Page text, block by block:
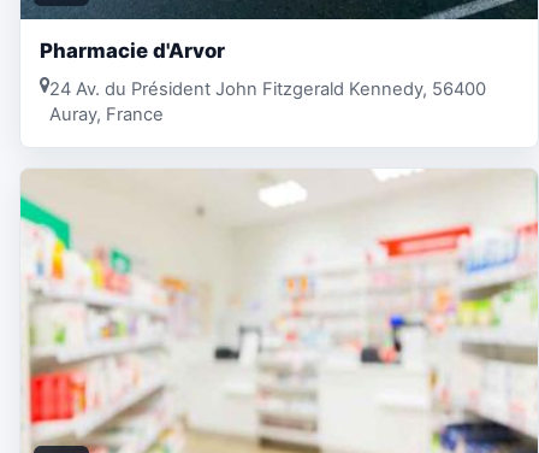
Pharmacie d'Arvor
24 Av. du Président John Fitzgerald Kennedy, 56400
Auray, France